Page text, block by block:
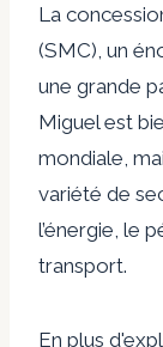
La
(SMC), un
une grande
Miguel est
mondiale,
variété de
l’énergie, le
transport.
En plus